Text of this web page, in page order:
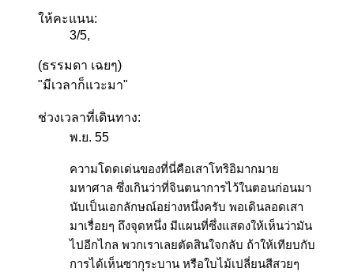
ให้คะแนน:
3/5,
(ธรรมดา เฉยๆ)
"มีเวลาก็แวะมา"
ช่วงเวลาที่เดินทาง:
พ.ย. 55
ความโดดเด่นของที่นี่คือเสาโทริอิมากมาย
มหาศาล ซึ่งเกินว่าที่จินตนาการไว้ในตอนก่อนมา
นับเป็นเอกลักษณ์อย่างหนึ่งครับ พอเดินลอดเสา
มาเรื่อยๆ ถึงจุดหนึ่ง มีแผนที่ซึ่งแสดงให้เห็นว่ามัน
ไปอีกไกล พวกเราเลยตัดสินใจกลับ ถ้าให้เทียบกับ
การได้เห็นซากุระบาน หรือใบไม้เปลี่ยนสีสวยๆ